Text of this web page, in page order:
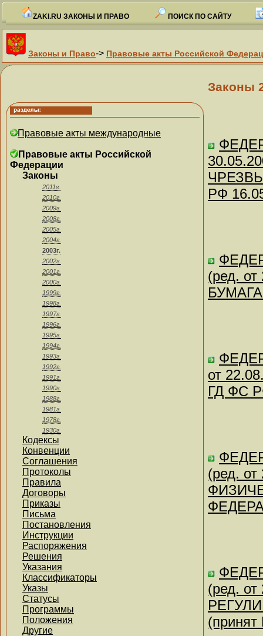
ZAKI.RU ЗАКОНЫ И ПРАВО ПОИСК ПО САЙТУ
Законы и Право-> Правовые акты Российской
Правовые акты международные
Правовые акты Российской
Федерации
Законы
2011г.
2010г.
2009г.
2008г.
2005г.
2004г.
2003г.
2002г.
2001г.
2000г.
1999г.
1998г.
1997г.
1996г.
1995г.
1994г.
1993г.
1992г.
1991г.
1990г.
1988г.
1981г.
1978г.
1930г.
Кодексы
Конвенции
Соглашения
Протоколы
Правила
Договоры
Приказы
Письма
Постановления
Инструкции
Распоряжения
Решения
Указания
Классификаторы
Указы
Статусы
Программы
Положения
Другие
Законы
РФ
(ред.
от
ГД ФС
(ред.
(ред.